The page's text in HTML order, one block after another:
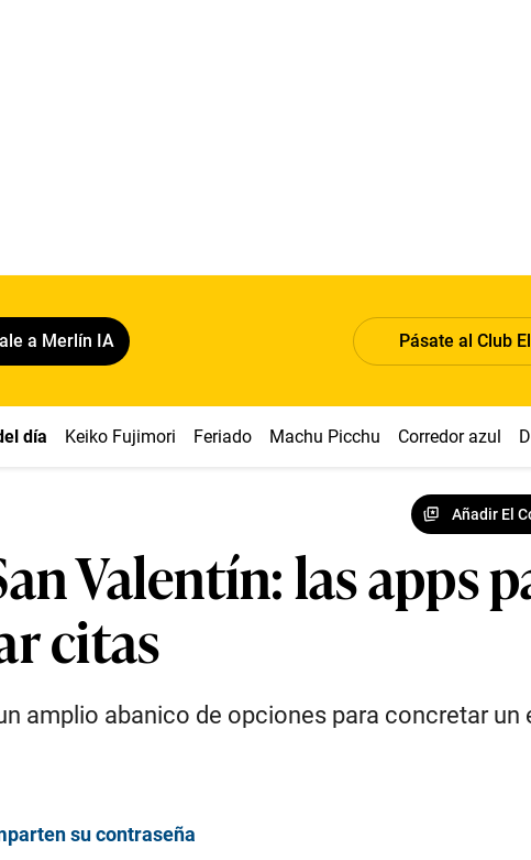
a Merlín IA Pásate al Club
día Keiko Fujimori Feriado Machu Picchu Corredor azul
Añadir El
Valentín: las apps
citas
amplio abanico de opciones para concretar un
su contraseña